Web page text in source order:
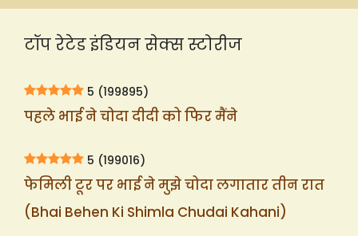
टॉप रेटेड इंडियन सेक्स स्टोरीज
5 (199895)
पहले भाई ने चोदा दीदी को फिर मैंने
5 (199016)
फेमिली टूर पर भाई ने मुझे चोदा लगातार तीन रात
(Bhai Behen Ki Shimla Chudai Kahani)